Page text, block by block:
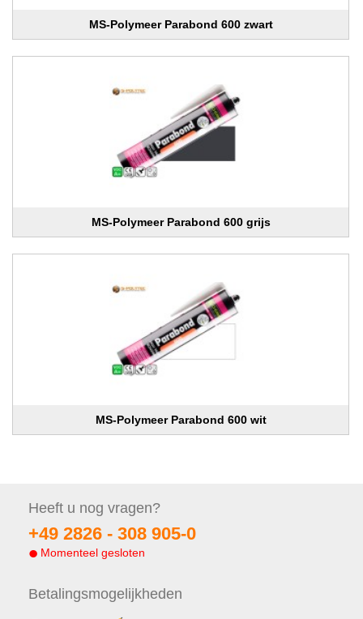
MS-Polymeer Parabond 600 zwart
MS-Polymeer Parabond 600 grijs
MS-Polymeer Parabond 600 wit
Heeft u nog vragen?
+49 2826 - 308 905-0
Momenteel gesloten
Betalingsmogelijkheden